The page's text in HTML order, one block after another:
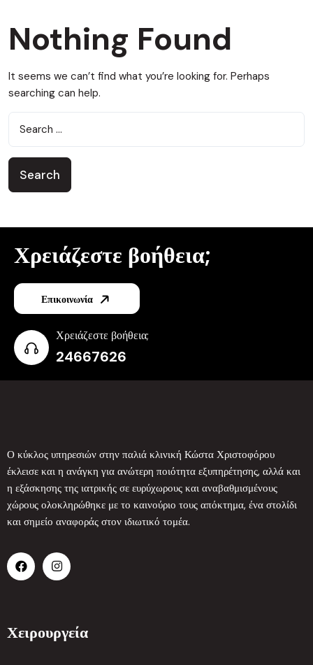
Nothing Found
It seems we can’t find what you’re looking for. Perhaps
searching can help.
Χρειάζεστε βοήθεια;
Επικοινωνία
Χρειάζεστε βοήθεια;
24667626
Ο κύκλος υπηρεσιών στην παλιά κλινική Κώστα Χριστοφόρου
έκλεισε και η ανάγκη για ανώτερη ποιότητα εξυπηρέτησης, αλλά και
η εξάσκησης της ιατρικής σε ευρύχωρους και αναβαθμισμένους
χώρους ολοκληρώθηκε με το καινούριο τους απόκτημα, ένα στολίδι
και σημείο αναφοράς στον ιδιωτικό τομέα.
Χειρουργεία